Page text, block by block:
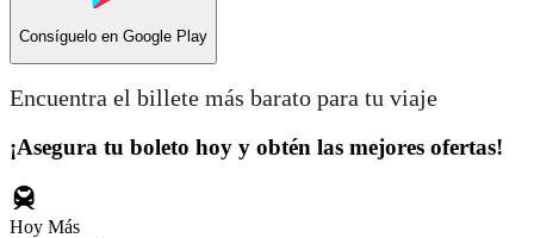
Consíguelo en Google Play
Encuentra el billete más barato para tu viaje
¡Asegura tu boleto hoy y obtén las mejores ofertas!
Hoy Más